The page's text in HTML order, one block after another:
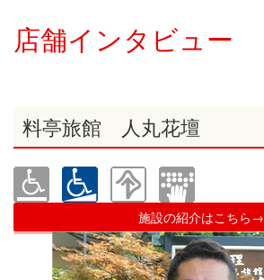
店舗インタビュー
料亭旅館 人丸花壇
施設の紹介はこちら→